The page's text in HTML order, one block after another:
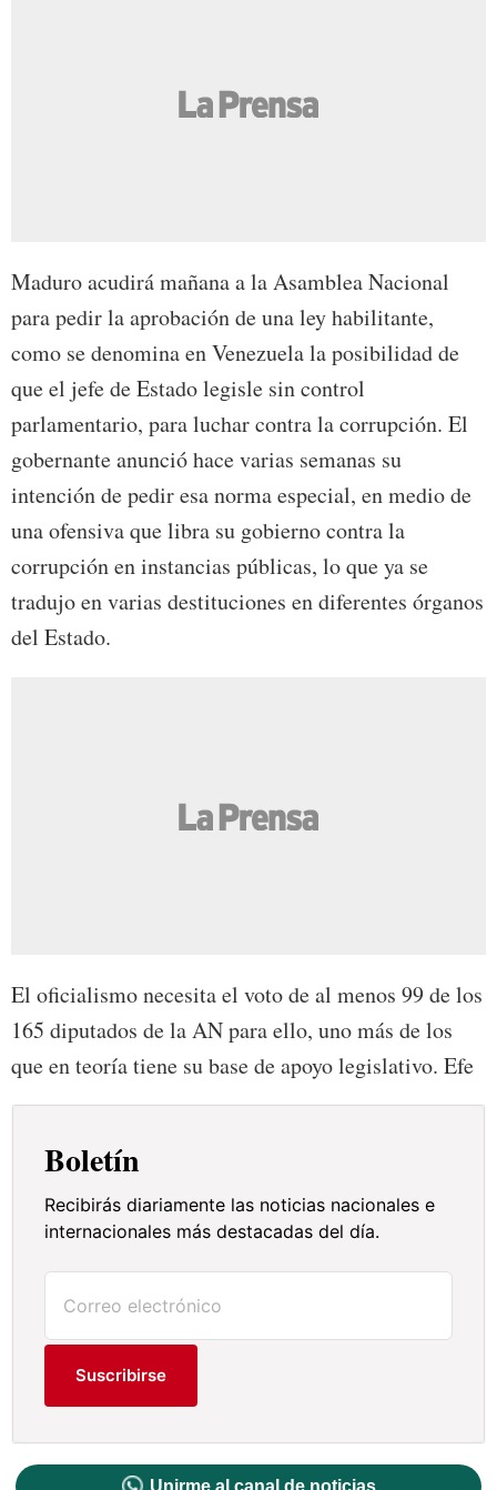
Maduro acudirá mañana a la Asamblea Nacional
para pedir la aprobación de una ley habilitante,
como se denomina en Venezuela la posibilidad de
que el jefe de Estado legisle sin control
parlamentario, para luchar contra la corrupción. El
gobernante anunció hace varias semanas su
intención de pedir esa norma especial, en medio de
una ofensiva que libra su gobierno contra la
corrupción en instancias públicas, lo que ya se
tradujo en varias destituciones en diferentes órganos
del Estado.
El oficialismo necesita el voto de al menos 99 de los
165 diputados de la AN para ello, uno más de los
que en teoría tiene su base de apoyo legislativo. Efe
Boletín
Recibirás diariamente las noticias nacionales e
internacionales más destacadas del día.
Suscribirse
Unirme al canal de noticias